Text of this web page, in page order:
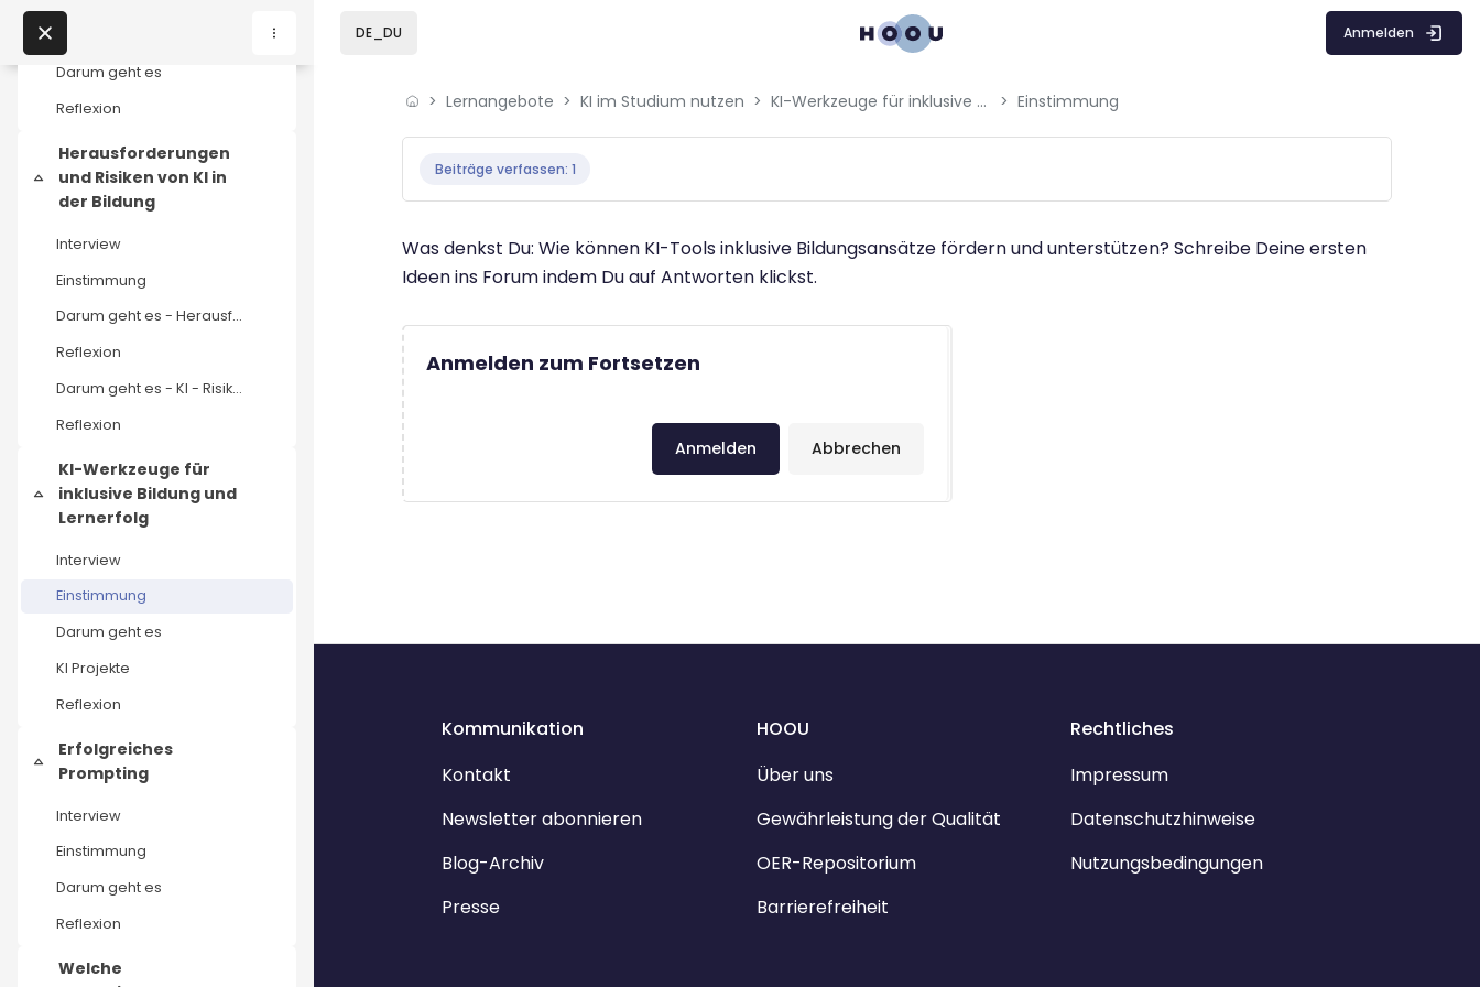
Home
Lernangebote
Podcasts
News
Über uns
Kontakt
Darum geht es
Reflexion
Einklappen
Herausforderungen
und Risiken von KI in
der Bildung
Interview
Einstimmung
Darum geht es - Herausforderungen und Risiken
Reflexion
Darum geht es - KI - Risiko für die Bildung
Reflexion
Einklappen
KI-Werkzeuge für
inklusive Bildung und
Lernerfolg
Interview
Einstimmung
Darum geht es
KI Projekte
Reflexion
Einklappen
Erfolgreiches
Prompting
Interview
Einstimmung
Darum geht es
Reflexion
Welche
DE_DU Anmelden
Lernangebote KI im Studium nutzen KI-Werkzeuge für inklusive Bildung und Lernerfolg Einstimmung
Beiträge verfassen: 1
Was denkst Du: Wie können KI-Tools inklusive Bildungsansätze fördern und unterstützen? Schreibe Deine ersten
Ideen ins Forum indem Du auf Antworten klickst.
Anmelden zum Fortsetzen
Abbrechen
Anmelden
Kommunikation
Kontakt
Newsletter abonnieren
Blog-Archiv
Presse
HOOU
Über uns
Gewährleistung der Qualität
OER-Repositorium
Barrierefreiheit
Rechtliches
Impressum
Datenschutzhinweise
Nutzungsbedingungen